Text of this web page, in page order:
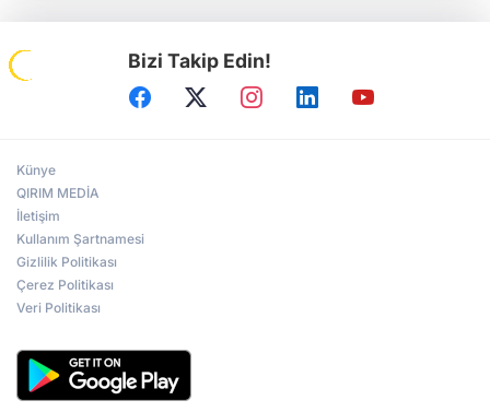
Bizi Takip Edin!
Künye
QIRIM MEDİA
İletişim
Kullanım Şartnamesi
Gizlilik Politikası
Çerez Politikası
Veri Politikası